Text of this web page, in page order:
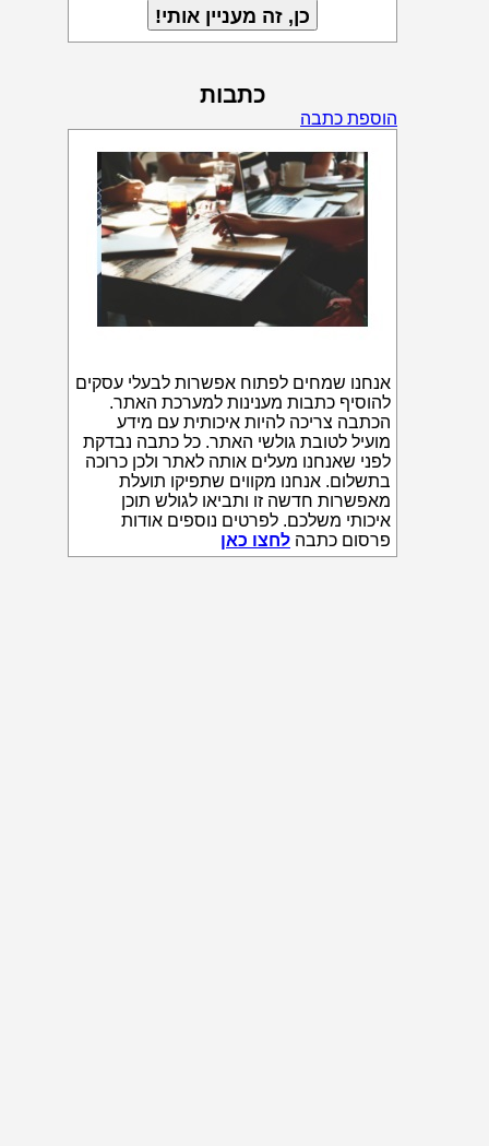
כתבות
הוספת כתבה
אנחנו שמחים לפתוח אפשרות לבעלי עסקים
להוסיף כתבות מענינות למערכת האתר.
הכתבה צריכה להיות איכותית עם מידע
מועיל לטובת גולשי האתר. כל כתבה נבדקת
לפני שאנחנו מעלים אותה לאתר ולכן כרוכה
בתשלום. אנחנו מקווים שתפיקו תועלת
מאפשרות חדשה זו ותביאו לגולש תוכן
איכותי משלכם. לפרטים נוספים אודות
פרסום כתבה לחצו כאן